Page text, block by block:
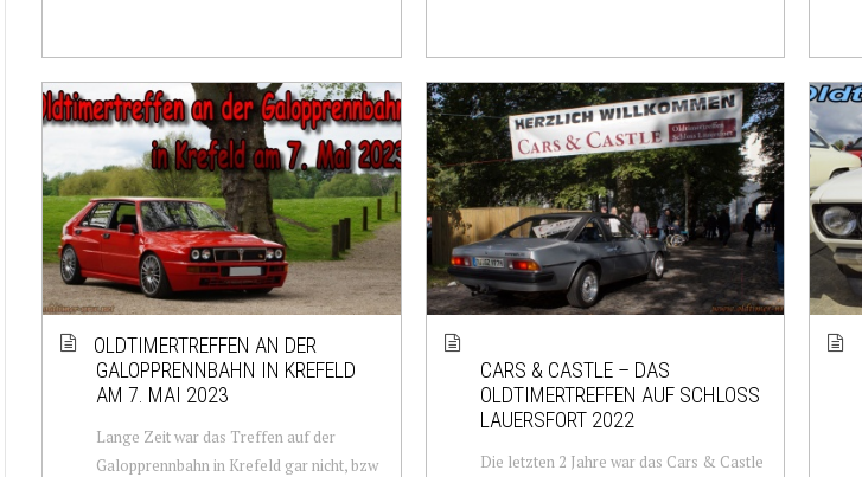
OLDTIMERTREFFEN AN DER
GALOPPRENNBAHN IN KREFELD
AM 7. MAI 2023
Lange Zeit war das Treffen auf der
Galopprennbahn in Krefeld gar nicht, bzw
CARS & CASTLE – DAS
OLDTIMERTREFFEN AUF SCHLOSS
LAUERSFORT 2022
Die letzten 2 Jahre war das Cars & Castle